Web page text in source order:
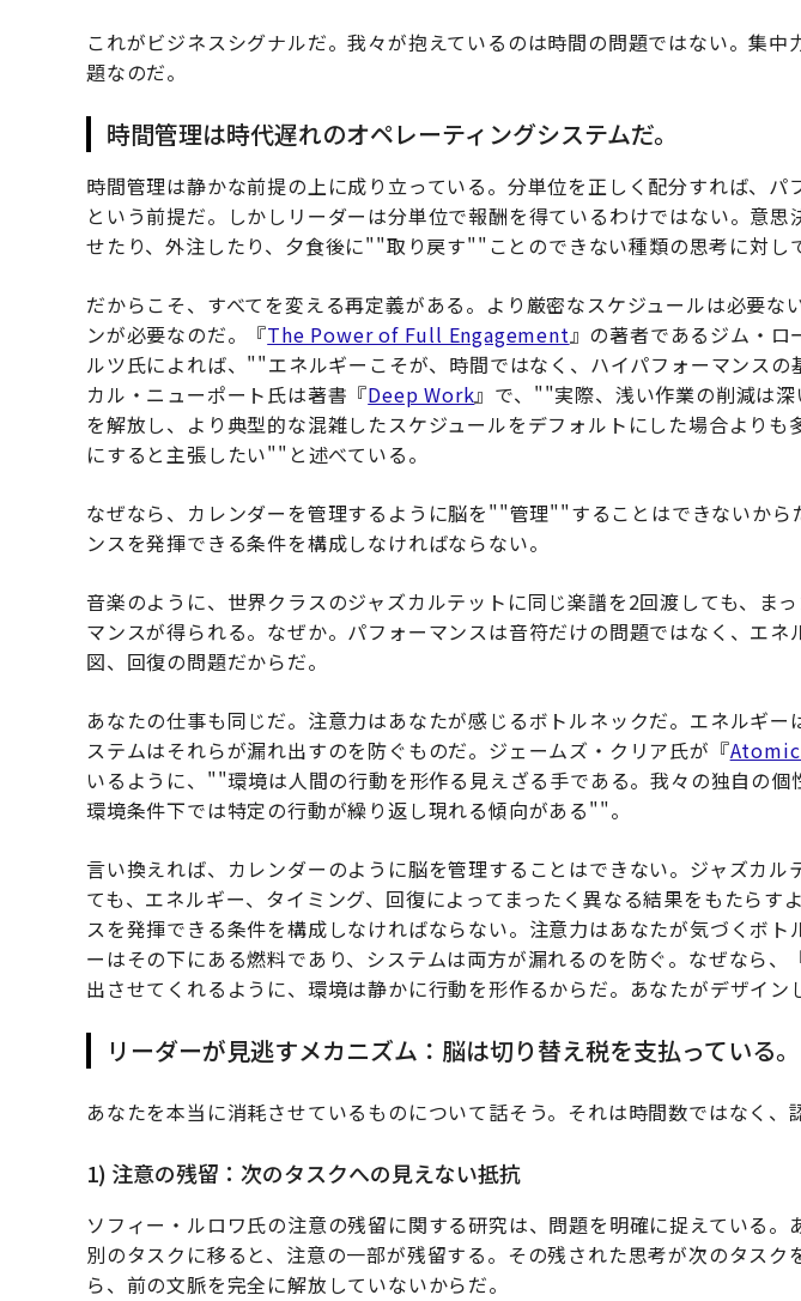
これがビジネスシグナルだ。我々が抱えているのは時間の問題ではない。集中
題なのだ。
時間管理は時代遅れのオペレーティングシステムだ。
時間管理は静かな前提の上に成り立っている。分単位を正しく配分すれば、パ
という前提だ。しかしリーダーは分単位で報酬を得ているわけではない。意思
せたり、外注したり、夕食後に""取り戻す""ことのできない種類の思考に対し
だからこそ、すべてを変える再定義がある。より厳密なスケジュールは必要な
ンが必要なのだ。『The Power of Full Engagement』の著者であるジム・ロ
ルツ氏によれば、""エネルギーこそが、時間ではなく、ハイパフォーマンスの
カル・ニューポート氏は著書『Deep Work』で、""実際、浅い作業の削減は
を解放し、より典型的な混雑したスケジュールをデフォルトにした場合よりも
にすると主張したい""と述べている。
なぜなら、カレンダーを管理するように脳を""管理""することはできないから
ンスを発揮できる条件を構成しなければならない。
音楽のように、世界クラスのジャズカルテットに同じ楽譜を2回渡しても、ま
マンスが得られる。なぜか。パフォーマンスは音符だけの問題ではなく、エネ
図、回復の問題だからだ。
あなたの仕事も同じだ。注意力はあなたが感じるボトルネックだ。エネルギー
ステムはそれらが漏れ出すのを防ぐものだ。ジェームズ・クリア氏が『
いるように、""環境は人間の行動を形作る見えざる手である。我々の独自の個
環境条件下では特定の行動が繰り返し現れる傾向がある""。
言い換えれば、カレンダーのように脳を管理することはできない。ジャズカル
ても、エネルギー、タイミング、回復によってまったく異なる結果をもたらす
スを発揮できる条件を構成しなければならない。注意力はあなたが気づくボト
ーはその下にある燃料であり、システムは両方が漏れるのを防ぐ。なぜなら
出させてくれるように、環境は静かに行動を形作るからだ。あなたがデザイン
リーダーが見逃すメカニズム：脳は切り替え税を支払っている。
あなたを本当に消耗させているものについて話そう。それは時間数ではなく、
1) 注意の残留：次のタスクへの見えない抵抗
ソフィー・ルロワ氏の注意の残留に関する研究は、問題を明確に捉えている。
別のタスクに移ると、注意の一部が残留する。その残された思考が次のタスク
ら、前の文脈を完全に解放していないからだ。